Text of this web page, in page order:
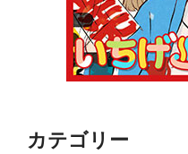
カテゴリー